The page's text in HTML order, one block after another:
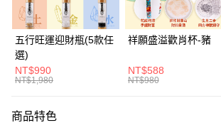
悠遊付
Google Pay
全支付
大哥付你分期
【大哥付你分期使用說明】
五行旺運迎財瓶(5款任
選)
NT$990
NT$1,980
祥願盛溢歡肖杯-豬
NT$588
NT$980
商品特色